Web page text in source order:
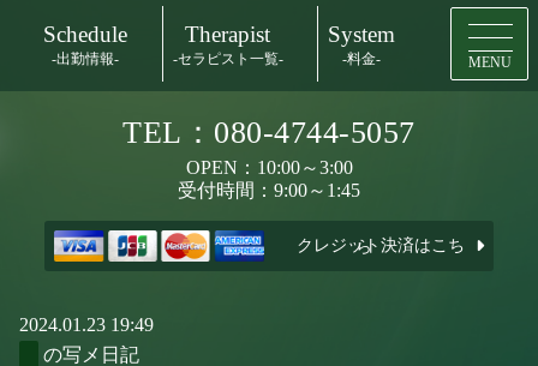
Schedule
-出勤情報-
Therapist
-セラピスト一覧-
System
-料金- MENU
TEL：080-4744-5057
OPEN：10:00～3:00
受付時間：9:00～1:45
クレジット決済はこちら
2024.01.23 19:49
の写メ日記